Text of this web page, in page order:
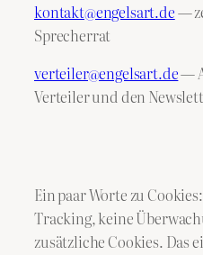
kontakt@engelsart.de—
Sprecherrat
verteiler@engelsart.de—
Verteiler und den
Ein paar Worte zu
Tracking, keine
zusätzliche Cookies. Das